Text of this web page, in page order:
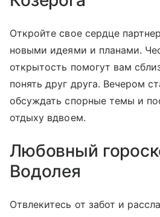
Откройте свое сердце
новыми идеями и планами.
открытость помогут вам
понять друг друга. Вечером
обсуждать спорные темы и
отдыху вдвоем.
Любовный
Водолея
Отвлекитесь от забот и